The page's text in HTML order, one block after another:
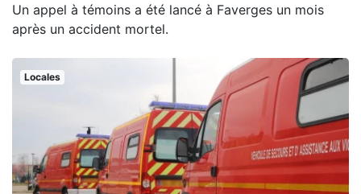
Un appel à témoins a été lancé à Faverges un mois
après un accident mortel.
Locales